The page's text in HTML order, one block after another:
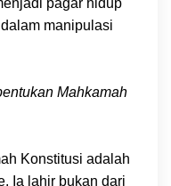
pagar hidup
manipulasi
Mahkamah
Konstitusi adalah
Ia lahir bukan dari